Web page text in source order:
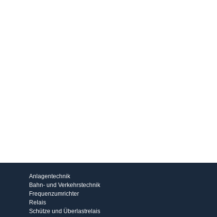
Anlagentechnik
Bahn- und Verkehrstechnik
Frequenzumrichter
Relais
Schütze und Überlastrelais